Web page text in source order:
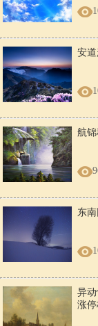
安道
航锦
东
异动
涨停